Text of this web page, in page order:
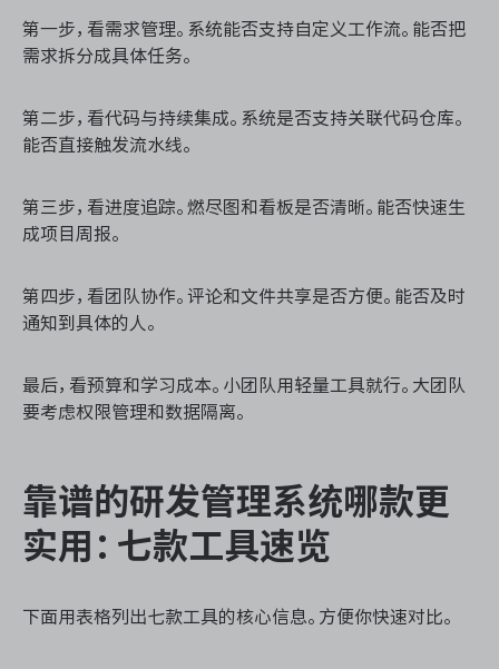
第一步，看需求管理。系统能否支持自定义工作流。能否把
需求拆分成具体任务。
第二步，看代码与持续集成。系统是否支持关联代码仓库。
能否直接触发流水线。
第三步，看进度追踪。燃尽图和看板是否清晰。能否快速生
成项目周报。
第四步，看团队协作。评论和文件共享是否方便。能否及时
通知到具体的人。
最后，看预算和学习成本。小团队用轻量工具就行。大团队
要考虑权限管理和数据隔离。
靠谱的研发管理系统哪款更
实用：七款工具速览
下面用表格列出七款工具的核心信息。方便你快速对比。